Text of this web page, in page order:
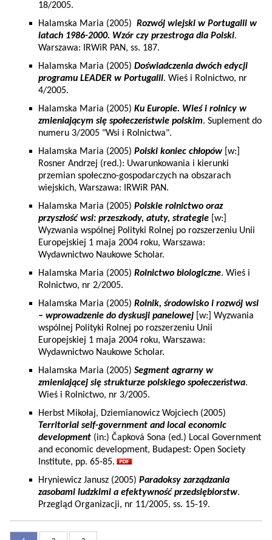
18/2005.
Halamska Maria (2005) Rozwój wiejski w Portugalii w
latach 1986-2000. Wzór czy przestroga dla Polski.
Warszawa: IRWiR PAN, ss. 187.
Halamska Maria (2005) Doświadczenia dwóch edycji
programu LEADER w Portugalii. Wieś i Rolnictwo, nr
4/2005.
Halamska Maria (2005) Ku Europie. Wieś i rolnicy w
zmieniającym się społeczeństwie polskim. Suplement do
numeru 3/2005 "Wsi i Rolnictwa".
Halamska Maria (2005) Polski koniec chłopów [w:]
Rosner Andrzej (red.): Uwarunkowania i kierunki
przemian społeczno-gospodarczych na obszarach
wiejskich, Warszawa: IRWiR PAN.
Halamska Maria (2005) Polskie rolnictwo oraz
przyszłość wsi: przeszkody, atuty, strategie [w:]
Wyzwania wspólnej Polityki Rolnej po rozszerzeniu Unii
Europejskiej 1 maja 2004 roku, Warszawa:
Wydawnictwo Naukowe Scholar.
Halamska Maria (2005) Rolnictwo biologiczne. Wieś i
Rolnictwo, nr 2/2005.
Halamska Maria (2005) Rolnik, środowisko i rozwój wsi
– wprowadzenie do dyskusji panelowej [w:] Wyzwania
wspólnej Polityki Rolnej po rozszerzeniu Unii
Europejskiej 1 maja 2004 roku, Warszawa:
Wydawnictwo Naukowe Scholar.
Halamska Maria (2005) Segment agrarny w
zmieniającej się strukturze polskiego społeczeństwa.
Wieś i Rolnictwo, nr 3/2005.
Herbst Mikołaj, Dziemianowicz Wojciech (2005)
Territorial self-government and local economic
development (in:) Čapková Sona (ed.) Local Government
and economic development, Budapest: Open Society
Institute, pp. 65-85.
Hryniewicz Janusz (2005) Paradoksy zarządzania
zasobami ludzkimi a efektywność przedsiębiorstw.
Przegląd Organizacji, nr 11/2005, ss. 15-19.